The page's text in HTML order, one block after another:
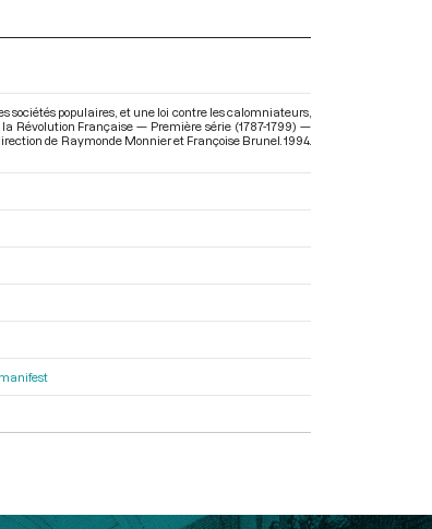
sociétés populaires, et une loi contre les calomniateurs,
Révolution Française — Première série (1787-1799) —
de Raymonde Monnier et Françoise Brunel. 1994.